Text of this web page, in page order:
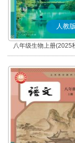
人教版
八年级生物上册(2025